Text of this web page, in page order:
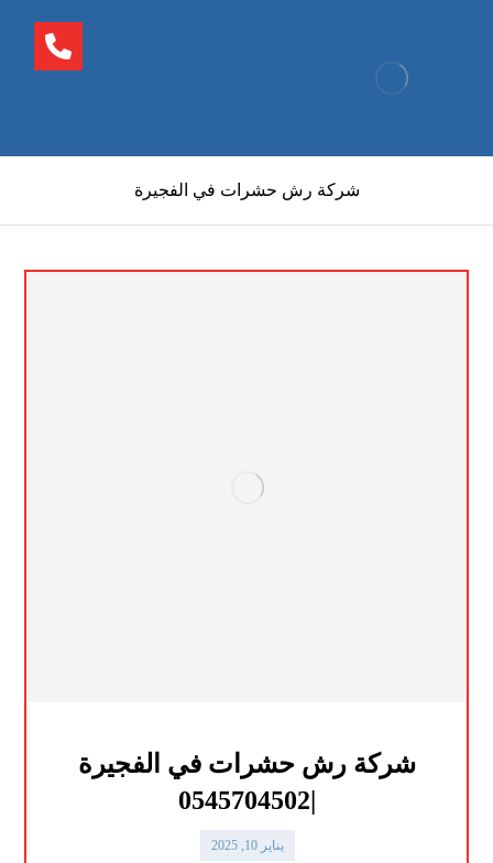
شركة رش حشرات في الفجيرة
شركة رش حشرات في الفجيرة
|0545704502
يناير 10, 2025